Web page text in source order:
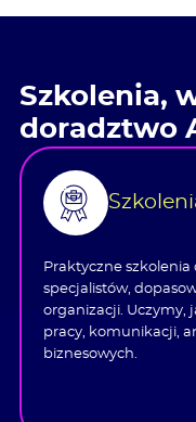
Szkolenia,
doradztwo
Praktyczne szkolenia
specjalistów,
organizacji. Uczymy,
pracy, komunikacji,
biznesowych.